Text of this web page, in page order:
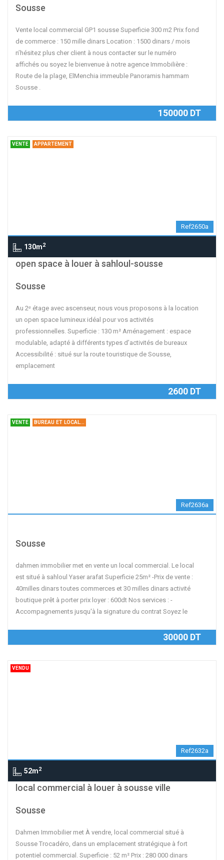
Sousse
Vente local commercial GP1 sousse Superficie 300 m2 Prix fond
de commerce : 150 mille dinars Location : 1500 dinars / mois
n’hésitez plus cher client à nous contacter sur le numéro
affichés ou soyez le bienvenue à notre agence Immobilière :
Route de la plage, ElMenchia immeuble Panoramis hammam
Sousse .
150000 DT
VENTE APPARTEMENT
Ref2650a
130m2
open space à louer à sahloul-sousse
Sousse
Au 2ᵉ étage avec ascenseur, nous vous proposons à la location
un open space lumineux idéal pour vos activités
professionnelles. Superficie : 130 m² Aménagement : espace
modulable, adapté à différents types d’activités de bureaux
Accessibilité : situé sur la route touristique de Sousse,
emplacement
2600 DT
VENTE BUREAU ET LOCAL...
Ref2636a
Sousse
dahmen immobilier met en vente un local commercial. Le local
est situé à sahloul Yaser arafat Superficie 25m² -Prix de vente :
40milles dinars toutes commerces et 30 milles dinars activité
boutique prêt à porter prix loyer : 600dt Nos services : -
Accompagnements jusqu'à la signature du contrat Soyez le
30000 DT
VENDU
Ref2632a
52m2
local commercial à louer à sousse ville
Sousse
Dahmen Immobilier met À vendre, local commercial situé à
Sousse Trocadéro, dans un emplacement stratégique à fort
potentiel commercial. Superficie : 52 m² Prix : 280 000 dinars